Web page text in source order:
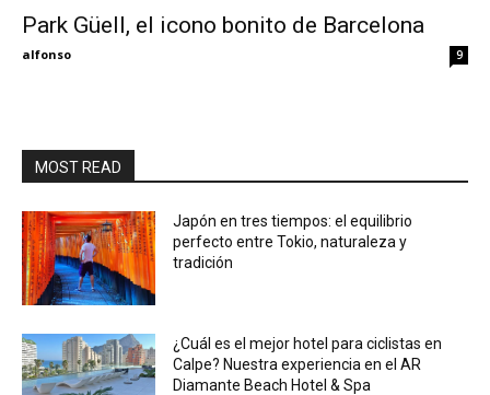
Park Güell, el icono bonito de Barcelona
alfonso 9
MOST READ
Japón en tres tiempos: el equilibrio
perfecto entre Tokio, naturaleza y
tradición
¿Cuál es el mejor hotel para ciclistas en
Calpe? Nuestra experiencia en el AR
Diamante Beach Hotel & Spa